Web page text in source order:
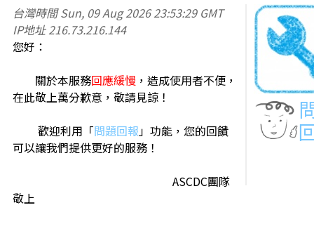
台灣時間Sun, 09 Aug 2026 23:53:29 GMT
IP地址216.73.216.144
您好：
關於本服務回應緩慢 ，造成使用者不便，
在此敬上萬分歉意，敬請見諒！
歡迎利用「問題回報」功能，您的回饋
可以讓我們提供更好的服務！
ASCDC團隊
敬上